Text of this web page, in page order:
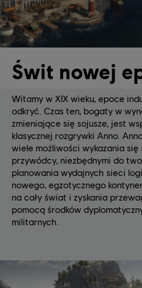
Świt nowej
Witamy w XIX wieku, epoce
odkryć. Czas ten, bogaty w
zmieniające się sojusze, jest
klasycznej rozgrywki Anno.
wiele możliwości wykazania
przywódcy, niezbędnymi do
planowania wydajnych sieci
nowego, egzotycznego
na cały świat i zyskania
pomocą środków
militarnych.